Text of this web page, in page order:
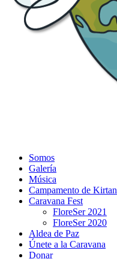
Somos
Galería
Música
Campamento de Kirtan
Caravana Fest
FloreSer 2021
FloreSer 2020
Aldea de Paz
Únete a la Caravana
Donar